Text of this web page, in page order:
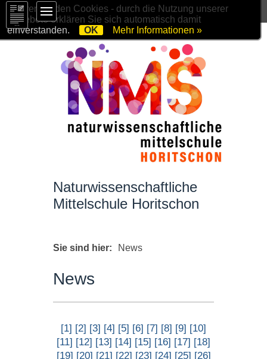
Naturwissenschaftliche
Mittelschule Horitschon
Sie sind hier: News
News
[1] [2] [3] [4] [5] [6] [7] [8] [9] [10]
[11] [12] [13] [14] [15] [16] [17] [18]
[19] [20] [21] [22] [23] [24] [25] [26]
Wir verwenden Cookies - durch die Nutzung unserer
Angebote erklären Sie sich automatisch damit
einverstanden.
OK Mehr Informationen »